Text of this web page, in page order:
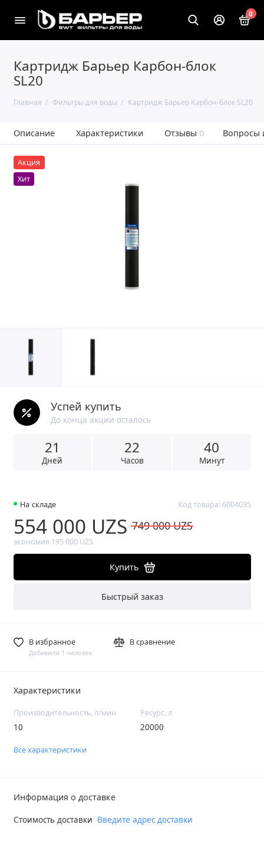
0
Картридж Барьер Карбон-блок
SL20
Главная Фильтры для воды Картридж Барьер Карбон-блок SL20
Описание Характеристики Отзывы 0 Вопросы
Акция
Хит
Успей купить
До конца акции осталось
21
Дней
22
Часов
40
Минут
На складе Код товара: 6004035
554 000 UZS 749 000 UZS
экономия 195 000 UZS
Купить
Быстрый заказ
В избранное
Добавили 1 человек
В сравнение
Характеристики
Производительность, л/мин
10
Ресурс, л
20000
Все характеристики
Информация о доставке
Стоимость доставки Введите адрес доставки